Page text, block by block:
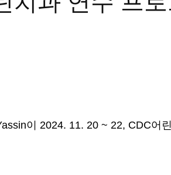
이 2024. 11. 20 ~ 22, CDC어